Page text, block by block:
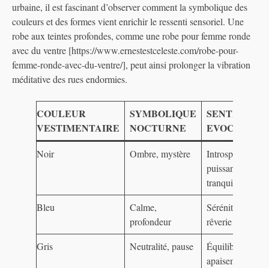
urbaine, il est fascinant d’observer comment la symbolique des
couleurs et des formes vient enrichir le ressenti sensoriel. Une
robe aux teintes profondes, comme une robe pour femme ronde
avec du ventre [https://www.ernestestceleste.com/robe-pour-
femme-ronde-avec-du-ventre/], peut ainsi prolonger la vibration
méditative des rues endormies.
COULEUR
VESTIMENTAIRE
SYMBOLIQUE
NOCTURNE
SENTIMENT
EVOCATEUR
Noir Ombre, mystère
Introspection,
puissance
tranquille
Bleu
Calme,
profondeur
Sérénité et
rêverie
Gris
Neutralité, pause
Équilibre et
apaisement